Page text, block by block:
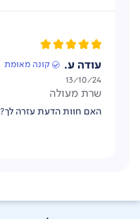
עודה ע. קונה מאומת
שרת מעולה
פרסום
13/10/24
האם חוות הדעת עזרה לך?